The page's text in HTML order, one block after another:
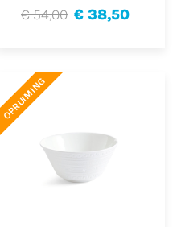
€ 54,00 € 38,50
OPRUIMING